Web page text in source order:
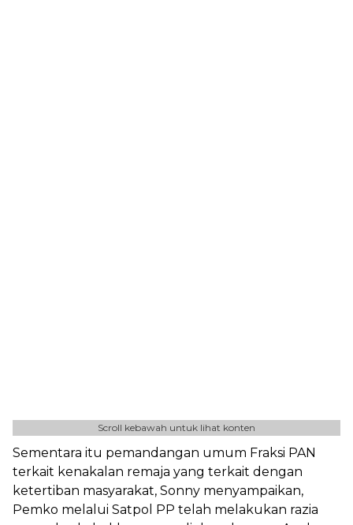
Scroll kebawah untuk lihat konten
Sementara itu pemandangan umum Fraksi PAN
terkait kenakalan remaja yang terkait dengan
ketertiban masyarakat, Sonny menyampaikan,
Pemko melalui Satpol PP telah melakukan razia